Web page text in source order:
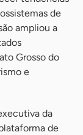
de
ampliou a
Grosso do
e
da
de